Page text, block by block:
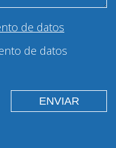
de datos
de datos